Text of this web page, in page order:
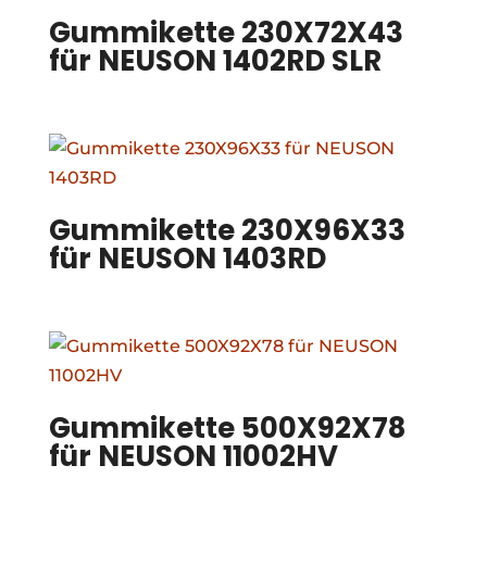
Gummikette 230X72X43
für NEUSON 1402RD SLR
Gummikette 230X96X33
für NEUSON 1403RD
Gummikette 500X92X78
für NEUSON 11002HV